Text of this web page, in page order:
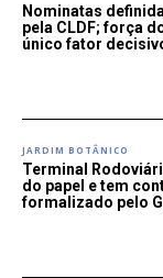
Nominatas
pela CLDF; força
único fator
JARDIM BOTÂNICO
Terminal
do papel e tem
formalizado pelo